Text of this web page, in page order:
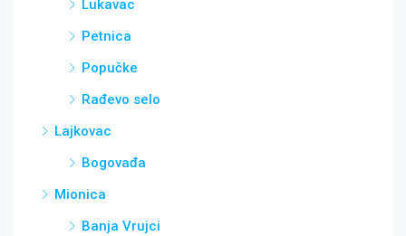
Lukavac
Petnica
Popučke
Rađevo selo
Lajkovac
Bogovađa
Mionica
Banja Vrujci